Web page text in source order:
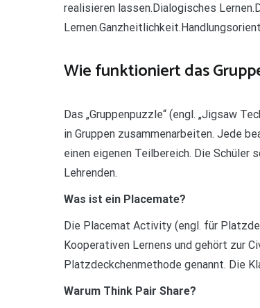
realisieren lassen.Dialogisches
Wie funktioniert das
Das „Gruppenpuzzle“ (engl. „Jigsaw
in Gruppen zusammenarbeiten. Jede
einen eigenen Teilbereich. Die Schüler
Lehrenden.
Was ist ein Placemate?
Die Placemat Activity (engl. für
Kooperativen Lernens und gehört zur
Platzdeckchenmethode genannt. Die
Warum Think Pair Share?